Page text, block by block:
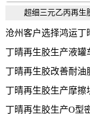
超细三元乙丙再生
沧州客户选择鸿运丁
丁晴再生胶生产液罐
丁晴再生胶改善耐油
丁晴再生胶生产摩擦
丁晴再生胶生产O型